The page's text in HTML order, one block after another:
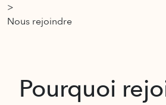
>
Nous rejoindre
Pourquoi